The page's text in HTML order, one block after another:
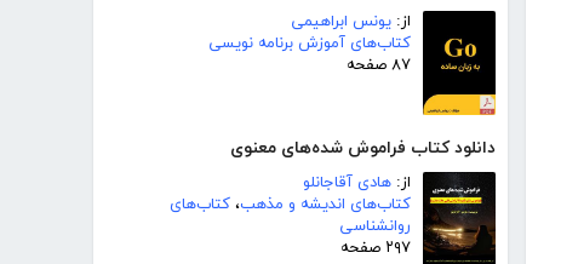
از: یونس ابراهیمی
کتاب‌های آموزش برنامه نویسی
۸۷ صفحه
دانلود کتاب فراموش شده‌های معنوی
از: هادی آقاجانلو
کتاب‌های اندیشه و مذهب، کتاب‌های
روانشناسی
۲۹۷ صفحه